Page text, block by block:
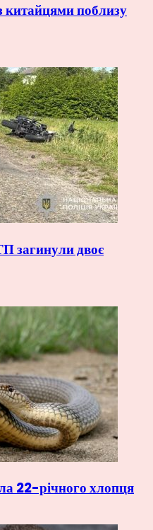
китайцями поблизу
загинули двоє
22-річного хлопця